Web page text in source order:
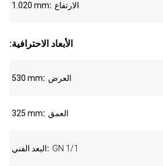
1.020 mm الارتفاع
:الأبعاد الاحترافية
530 mm العرض
325 mm العمق
البعد الفني GN 1/1